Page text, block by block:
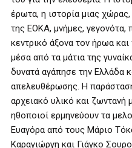
έρωτα, η ιστορία μιας
της ΕΟΚΑ, μνήμες, γεγονότα,
κεντρικό άξονα τον ήρωα
μέσα από τα μάτια της
δυνατά αγάπησε την Ελλάδα
απελευθέρωσης. Η
αρχειακό υλικό και ζωντανή
ηθοποιοί ερμηνεύουν τα
Ευαγόρα από τους Μάριο
Καραγιώργη και Γιάγκο